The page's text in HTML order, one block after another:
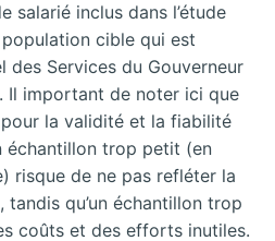
salarié inclus dans l’étude
cible qui est
des Services du Gouverneur
Il important de noter ici que
la validité et la fiabilité
échantillon trop petit (en
risque de ne pas refléter la
qu’un échantillon trop
coûts et des efforts inutiles.